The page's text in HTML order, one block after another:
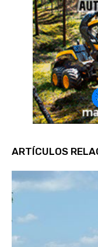
ARTÍCULOS